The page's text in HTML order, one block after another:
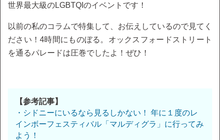
世界最大級のLGBTQIのイベントです！
以前の私のコラムで特集して、お伝えしているので見てく
ださい！4時間にものぼる。オックスフォードストリート
を通るパレードは圧巻でしたよ！ぜひ！
【参考記事】
・シドニーにいるなら見るしかない！ 年に１度のレ
インボーフェスティバル「マルディグラ」に行ってみ
よう！